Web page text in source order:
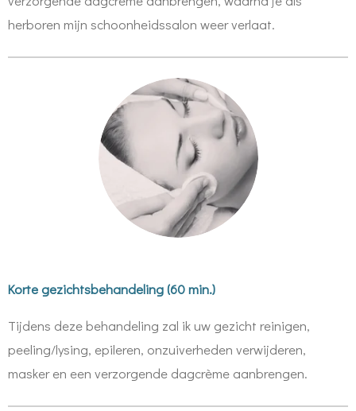
herboren mijn schoonheidssalon weer verlaat.
Korte gezichtsbehandeling (60 min.)
Tijdens deze behandeling zal ik uw gezicht reinigen,
peeling/lysing, epileren, onzuiverheden verwijderen,
masker en een verzorgende dagcrème aanbrengen.